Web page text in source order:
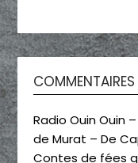
COMMENTAIRES
Radio Ouin Ouin
de Murat – De
Contes de fées